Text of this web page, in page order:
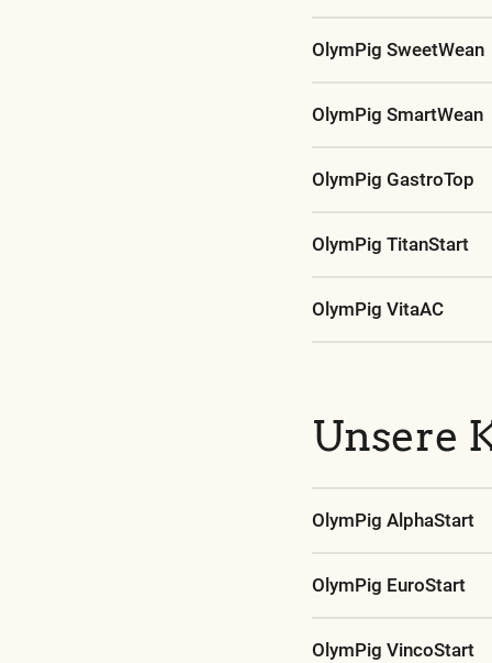
OlymPig SweetWean
OlymPig SmartWean
OlymPig GastroTop
OlymPig TitanStart
OlymPig VitaAC
Unsere
OlymPig AlphaStart
OlymPig EuroStart
OlymPig VincoStart